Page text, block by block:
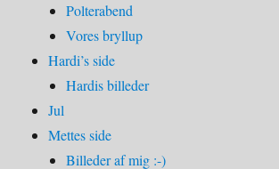
Polterabend
Vores bryllup
Hardi’s side
Hardis billeder
Jul
Mettes side
Billeder af mig :-)